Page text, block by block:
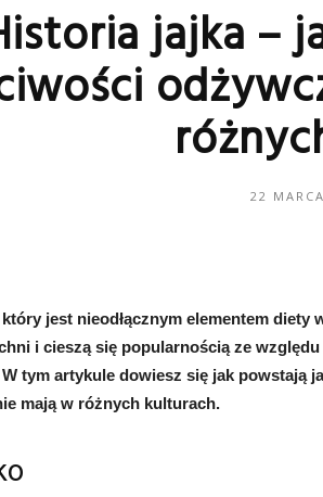
jajka –
22
jest nieodłącznym elementem diety
i cieszą się popularnością ze
tym artykule dowiesz się jak powstają
mają w różnych kulturach.